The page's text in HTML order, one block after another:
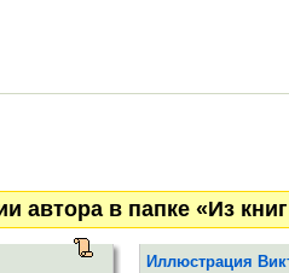
автора в папке «Из
Иллюстрация